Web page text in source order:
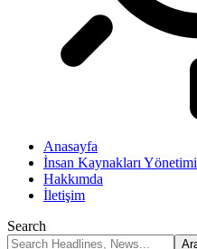
Anasayfa
İnsan Kaynakları Yönetimi
Hakkımda
İletişim
Search